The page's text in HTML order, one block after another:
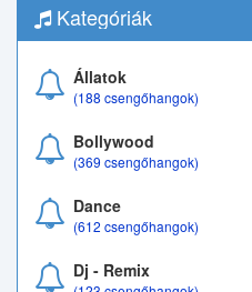
Kategóriák
Állatok
(188 csengőhangok)
Bollywood
(369 csengőhangok)
Dance
(612 csengőhangok)
Dj - Remix